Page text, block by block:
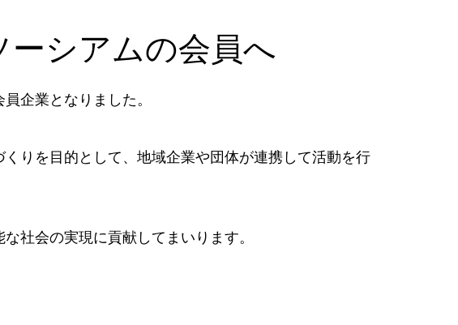
シアムの会員へ
企業となりました。
りを目的として、地域企業や団体が連携して活動を行
社会の実現に貢献してまいります。